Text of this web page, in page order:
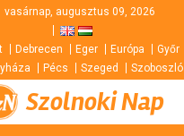
vasárnap, augusztus 09, 2026
Debrecen Eger Európa Győr
Pécs Szeged Szoboszló
Szolnoki Nap